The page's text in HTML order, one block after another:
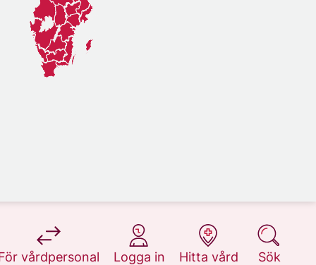
vårdpersonal
på 1177.se
Logga in
på 1177.se
Hitta vård
på 1177.se
Sök
på 1177.se